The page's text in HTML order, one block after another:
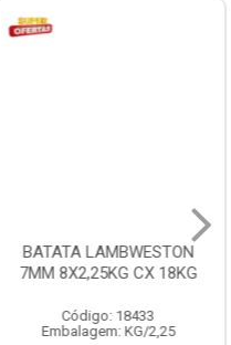
BATATA LAMBWESTON
7MM 8X2,25KG CX 18KG
Código: 18433
Embalagem: KG/2,25